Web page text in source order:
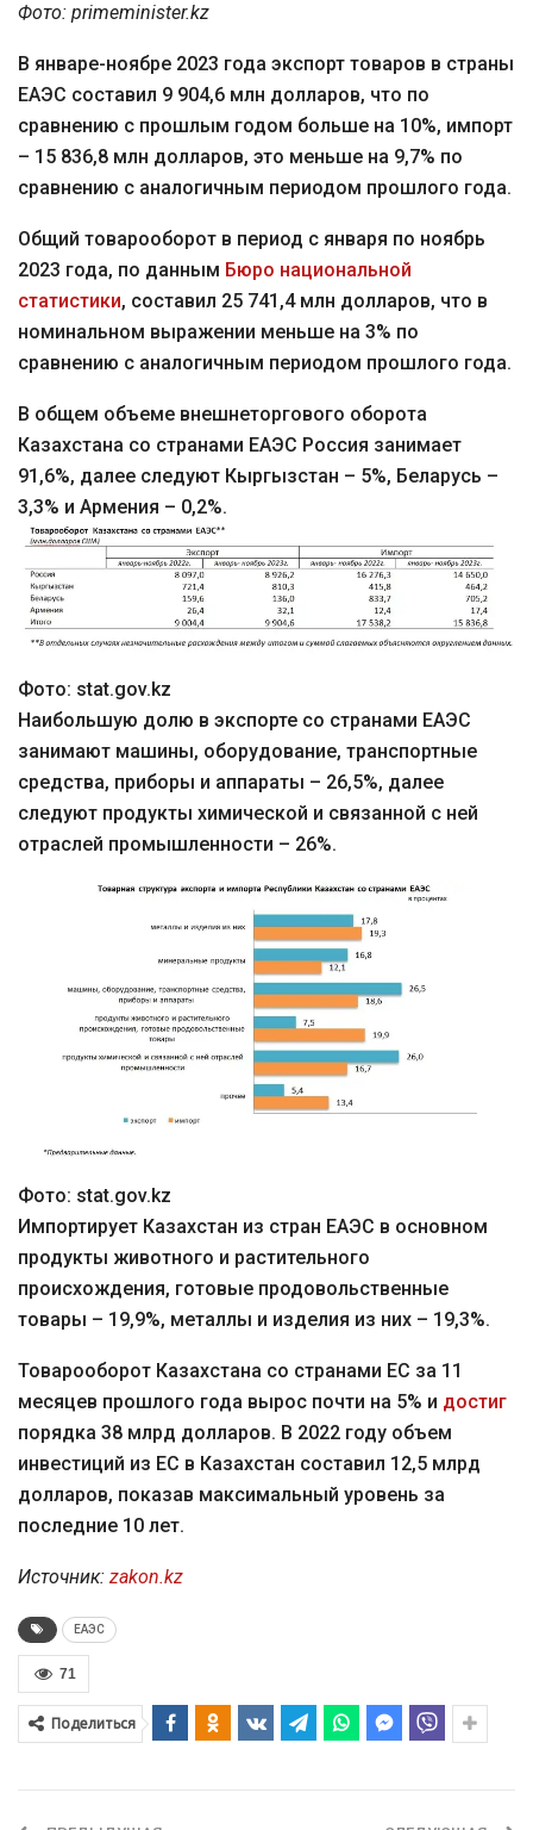
Фото: primeminister.kz
В январе-ноябре 2023 года экспорт товаров в страны
ЕАЭС составил 9 904,6 млн долларов, что по
сравнению с прошлым годом больше на 10%, импорт
– 15 836,8 млн долларов, это меньше на 9,7% по
сравнению с аналогичным периодом прошлого года.
Общий товарооборот в период с января по ноябрь
2023 года, по данным Бюро национальной
статистики, составил 25 741,4 млн долларов, что в
номинальном выражении меньше на 3% по
сравнению с аналогичным периодом прошлого года.
В общем объеме внешнеторгового оборота
Казахстана со странами ЕАЭС Россия занимает
91,6%, далее следуют Кыргызстан – 5%, Беларусь –
3,3% и Армения – 0,2%.
Фото: stat.gov.kz
Наибольшую долю в экспорте со странами ЕАЭС
занимают машины, оборудование, транспортные
средства, приборы и аппараты – 26,5%, далее
следуют продукты химической и связанной с ней
отраслей промышленности – 26%.
Фото: stat.gov.kz
Импортирует Казахстан из стран ЕАЭС в основном
продукты животного и растительного
происхождения, готовые продовольственные
товары – 19,9%, металлы и изделия из них – 19,3%.
Товарооборот Казахстана со странами ЕС за 11
месяцев прошлого года вырос почти на 5% и достиг
порядка 38 млрд долларов. В 2022 году объем
инвестиций из ЕС в Казахстан составил 12,5 млрд
долларов, показав максимальный уровень за
последние 10 лет.
Источник: zakon.kz
ЕАЭС
71
Поделиться